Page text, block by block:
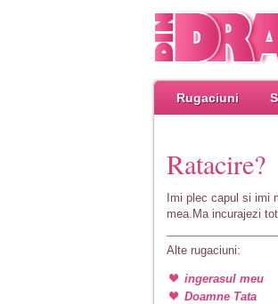
Rugaciuni
Ratacire?
Imi plec capul si imi
mea.Ma incurajezi
Alte rugaciuni:
ingerasul meu
Doamne Tata